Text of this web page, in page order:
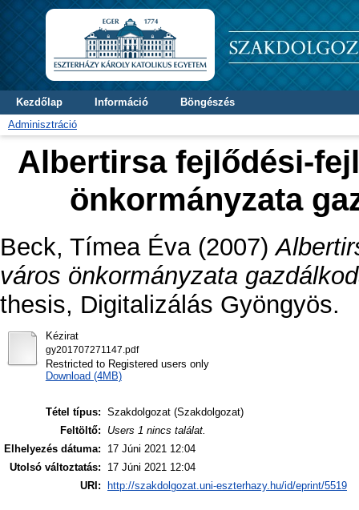
Kezdőlap Információ
Böngészés
Adminisztráció
Albertirsa fejlődési-
önkormányzata
Beck, Tímea Éva(2007)
város önkormányzata
thesis, Digitalizálás Gyöngyös.
Kézirat
gy201707271147.pdf
Restricted to Registered users only
Download (4MB)
Tétel típus: Szakdolgozat (Szakdolgozat)
Feltöltő:
Users 1 nincs találat.
Elhelyezés dátuma:
17 Júni 2021 12:04
Utolsó változtatás:
17 Júni 2021 12:04
URI:
http://szakdolgozat.uni-eszterhazy.hu/id/eprint/5519